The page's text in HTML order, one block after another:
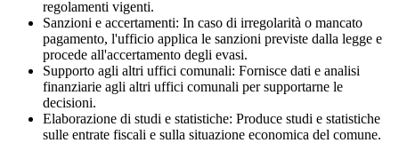
regolamenti vigenti.
Sanzioni e accertamenti: In caso di irregolarità o mancato
pagamento, l'ufficio applica le sanzioni previste dalla legge e
procede all'accertamento degli evasi.
Supporto agli altri uffici comunali: Fornisce dati e analisi
finanziarie agli altri uffici comunali per supportarne le
decisioni.
Elaborazione di studi e statistiche: Produce studi e statistiche
sulle entrate fiscali e sulla situazione economica del comune.